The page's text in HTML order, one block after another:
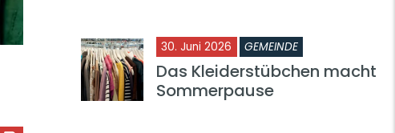
30. Juni 2026 GEMEINDE
Das Kleiderstübchen macht
Sommerpause